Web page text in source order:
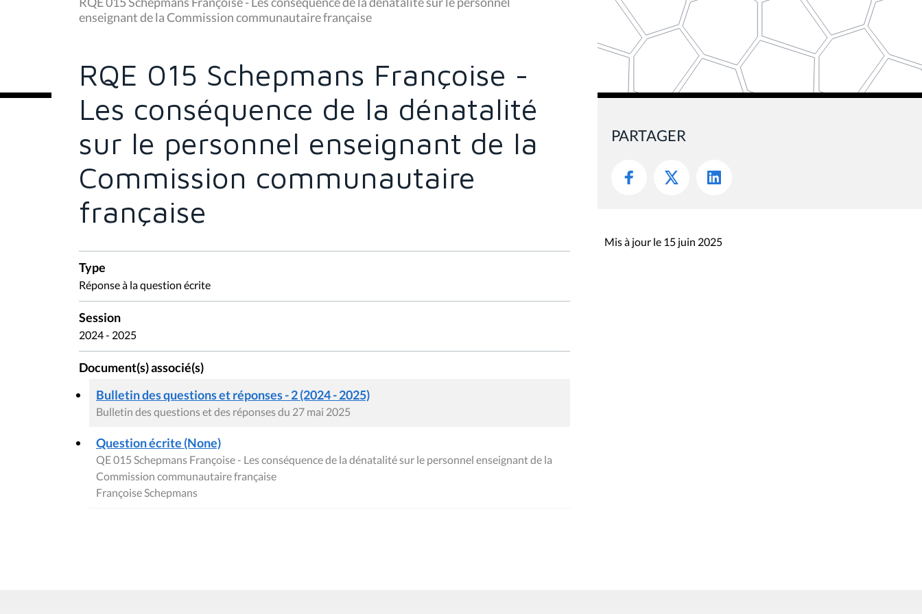
s
ê
enseignant de la Commission communautaire française
RQE 015 Schepmans Françoise -
Les conséquence de la dénatalité
sur le personnel enseignant de la
Commission communautaire
française
Type
Réponse à la question écrite
Session
2024 - 2025
Document(s) associé(s)
Bulletin des questions et réponses - 2 (2024 - 2025)
Bulletin des questions et des réponses du 27 mai 2025
Question écrite (None)
QE 015 Schepmans Françoise - Les conséquence de la dénatalité sur le personnel enseignant de la
Commission communautaire française
Françoise Schepmans
PARTAGER
Mis à jour le 15 juin 2025